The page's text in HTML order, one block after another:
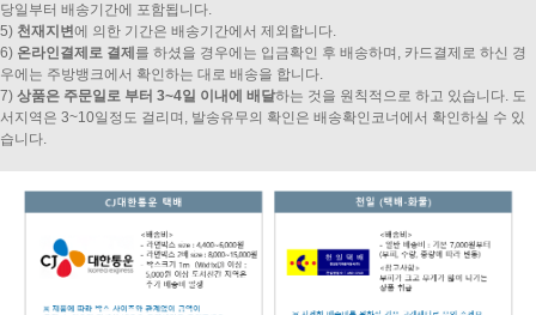
당일부터 배송기간에 포함됩니다.
5) 천재지변에 의한 기간은 배송기간에서 제외합니다.
6) 온라인결제로 결제 를 하셨을 경우에는 입금확인 후 배송하며, 카드결제로 하신 경
우에는 주방뱅크에서 확인하는 대로 배송을 합니다.
7) 상품은 주문일로 부터 3~4일 이내에 배달하는 것을 원칙적으로 하고 있습니다. 도
서지역은 3~10일정도 걸리며, 발송유무의 확인은 배송확인코너에서 확인하실 수 있
습니다.